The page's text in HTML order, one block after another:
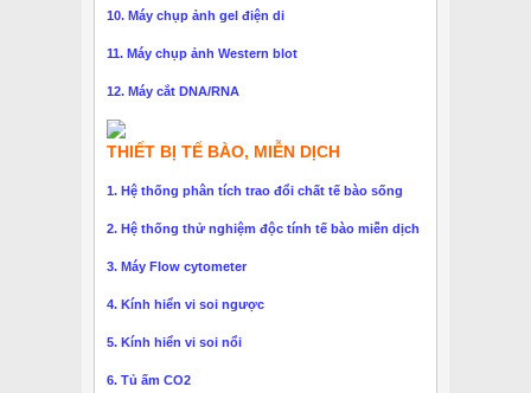
10. Máy chụp ảnh gel điện di
11. Máy chụp ảnh Western blot
12. Máy cắt DNA/RNA
THIẾT BỊ TẾ BÀO, MIỄN DỊCH
1. Hệ thống phân tích trao đổi chất tế bào sống
2. Hệ thống thử nghiệm độc tính tế bào miễn dịch
3. Máy Flow cytometer
4. Kính hiển vi soi ngược
5. Kính hiển vi soi nổi
6. Tủ ấm CO2